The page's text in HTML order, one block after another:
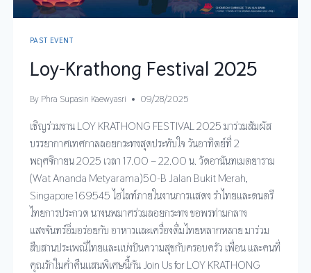
PAST EVENT
Loy-Krathong Festival 2025
By Phra Supasin Kaewyasri 09/28/2025
เชิญร่วมงาน LOY KRATHONG FESTIVAL 2025 มาร่วมสัมผัส
บรรยากาศเทศกาลลอยกระทงสุดประทับใจ วันอาทิตย์ที่ 2
พฤศจิกายน 2025 เวลา 17.00 – 22.00 น. วัดอานันทเมตยาราม
(Wat Ananda Metyarama)50-B Jalan Bukit Merah,
Singapore 169545 ไฮไลท์ภายในงานการแสดง รำไทยและดนตรี
ไทยการประกวด นางนพมาศร่วมลอยกระทง ขอพรท่ามกลาง
แสงจันทร์อิ่มอร่อยกับ อาหารและเครื่องดื่มไทยหลากหลาย มาร่วม
สืบสานประเพณีไทยและแบ่งปันความสุขกับครอบครัว เพื่อน และคนที่
คุณรักในค่ำคืนแสนพิเศษนี้กัน Join Us for LOY KRATHONG